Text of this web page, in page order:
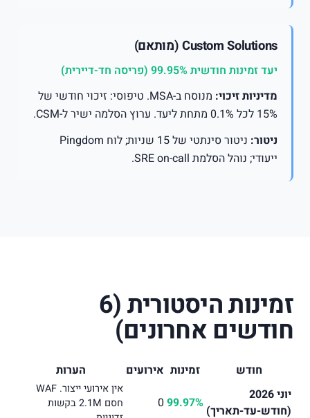
Custom Solutions (מותאם)
יעד זמינות חודשית 99.95% (פריסה חד-דיירית)
מדיניות זיכוי:
מנוסח ב-MSA. טיפוסי: זיכוי חודשי של
15% לכל 0.1% מתחת ליעד. ערוץ הסלמה ישיר ל-CSM.
ניטור:
ניטור סינתטי של 15 שניות; לוח Pingdom
ייעודי; נוהל הסלמת SRE on-call.
זמינות היסטורית (6
חודשים אחרונים)
חודש זמינות אירועים
הערות
יוני 2026
(חודש-עד-תאריך) 99.97%
0
אין אירועי ייצור. WAF
חסם 2.1M בקשות